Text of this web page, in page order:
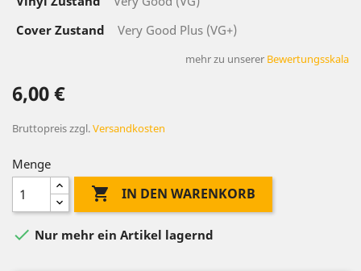
Cover Zustand
Very Good Plus (VG+)
mehr zu unserer Bewertungsskala
6,00 €
Bruttopreiszzgl.Versandkosten
Menge
 IN DEN WARENKORB
 Nur mehr ein Artikel lagernd